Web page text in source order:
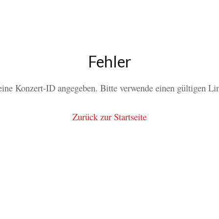
Fehler
Konzert-ID angegeben. Bitte verwende einen gültigen
Zurück zur Startseite